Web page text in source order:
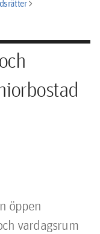
chevron_right
öppen
vardagsrum